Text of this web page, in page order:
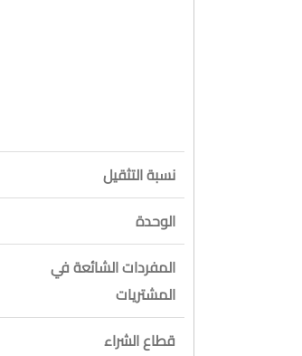
نسبة التثقيل
الوحدة
المفردات الشائعة في
المشتريات
قطاع الشراء